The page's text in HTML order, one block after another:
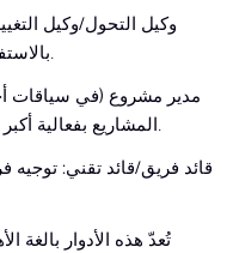
وكيل التحول/وكيل
بالاستفادة من مبادئ أجايل وقيم سكروم.
مدير مشروع (في سياقات
المشاريع بفعالية أكبر في بيئات أجايل أو البيئات الهجينة.
قائد فريق/قائد تقني: توجيه
تُعدّ هذه الأدوار